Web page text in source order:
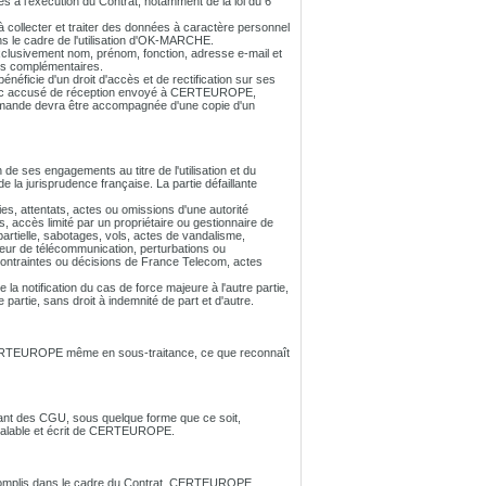
collecter et traiter des données à caractère personnel
le cadre de l'utilisation d'OK-MARCHE.
nom, prénom, fonction, adresse e-mail et
complémentaires.
d'un droit d'accès et de rectification sur ses
de réception envoyé à CERTEUROPE,
devra être accompagnée d'une copie d'un
ses engagements au titre de l'utilisation et du
la jurisprudence française. La partie défaillante
attentats, actes ou omissions d'une autorité
accès limité par un propriétaire ou gestionnaire de
sabotages, vols, actes de vandalisme,
de télécommunication, perturbations ou
ou décisions de France Telecom, actes
notification du cas de force majeure à l'autre partie,
sans droit à indemnité de part et d'autre.
même en sous-traitance, ce que reconnaît
des CGU, sous quelque forme que ce soit,
et écrit de CERTEUROPE.
dans le cadre du Contrat. CERTEUROPE